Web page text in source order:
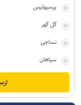
پرسپولیس
گل گهر
نساجی
سپاهان